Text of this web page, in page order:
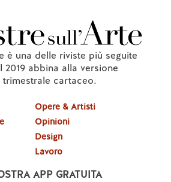
è una delle riviste più seguite
abbina alla versione
trimestrale cartaceo.
Opere & Artisti
Opinioni
Design
Lavoro
APP GRATUITA